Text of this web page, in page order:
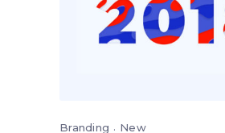
Branding New